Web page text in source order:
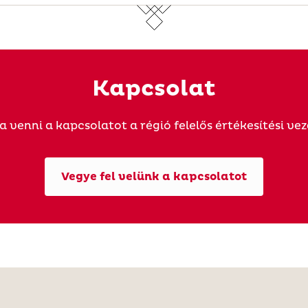
Kapcsolat
venni a kapcsolatot a régió felelős értékesítési
Vegye fel velünk a kapcsolatot